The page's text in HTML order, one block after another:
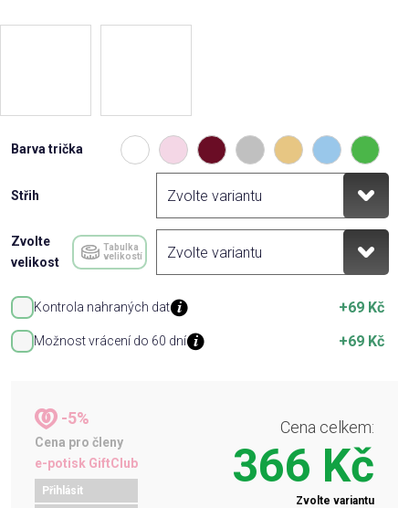
Barva trička
Střih
Zvolte
velikost
Tabulka
velikostí
Kontrola nahraných dat +69 Kč
Možnost vrácení do 60 dní +69 Kč
-5%
Cena pro členy
e-potisk GiftClub
Přihlásit
Cena celkem:
366 Kč
Zvolte variantu